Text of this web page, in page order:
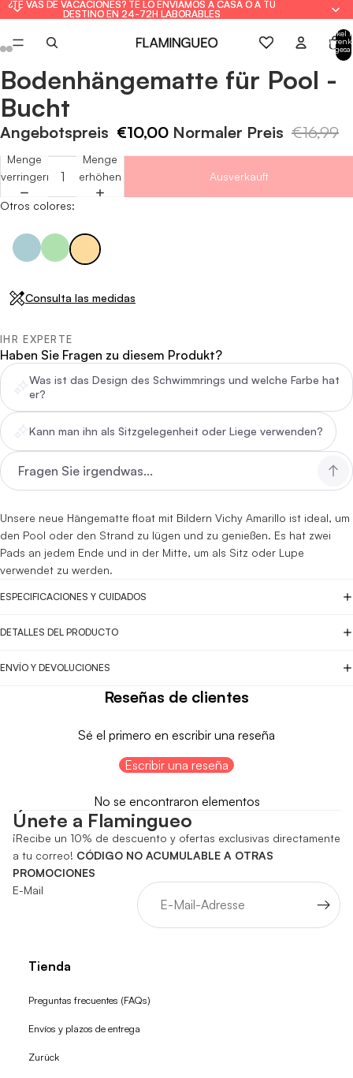
¿TE VAS DE VACACIONES? TE LO ENVIAMOS A CASA O A TU
DESTINO EN 24-72H LABORABLES
¿TE VAS DE VACACIONES? TE LO ENVIAMOS A CASA O A TU
DESTINO EN 24-72H LABORABLES
Artikel
Bild
im
Vollbildmodus
öffnen
Bild
im
Vollbildmodus
öffnen
Bild
im
Vollbildmodus
öffnen
Bild
im
Vollbildmodus
öffnen
Bild
im
Vollbildmodus
öffnen
Bild
im
Vollbildmodus
öffnen
Bild
im
Vollbildmodus
öffnen
Bild
im
Vollbildmodus
öffnen
Bodenhängematte für Pool -
Bucht
Angebotspreis €10,00 Normaler Preis €16,99
Menge
verringern
Menge
erhöhen
Ausverkauft
Otros colores:
Consulta las medidas
IHR EXPERTE
Haben Sie Fragen zu diesem Produkt?
Was ist das Design des Schwimmrings und welche Farbe hat
er?
Kann man ihn als Sitzgelegenheit oder Liege verwenden?
Unsere neue Hängematte float mit Bildern Vichy Amarillo ist ideal, um
den Pool oder den Strand zu lügen und zu genießen. Es hat zwei
Pads an jedem Ende und in der Mitte, um als Sitz oder Lupe
verwendet zu werden.
ESPECIFICACIONES Y CUIDADOS
DETALLES DEL PRODUCTO
ENVÍO Y DEVOLUCIONES
Reseñas de clientes
Sé el primero en escribir una reseña
Escribir una reseña
No se encontraron elementos
Únete a Flamingueo
¡Recibe un 10% de descuento y ofertas exclusivas directamente
a tu correo! CÓDIGO NO ACUMULABLE A OTRAS
PROMOCIONES
E-Mail
Tienda
Preguntas frecuentes (FAQs)
Envíos y plazos de entrega
Zurück